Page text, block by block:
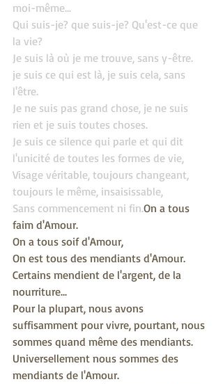
moi-même...
Qui suis-je? que suis-je? Qu'est-ce que
la vie?
Je suis là où je me trouve, sans y-être.
je suis ce qui est là, je suis cela, sans
l'être.
Je ne suis pas grand chose, je ne suis
rien et je suis toutes choses.
Je suis ce silence qui parle et qui dit
l'unicité de toutes les formes de vie,
Visage véritable, toujours changeant,
toujours le même, insaisissable,
Sans commencement ni fin.On a tous
faim d'Amour.
On a tous soif d'Amour,
On est tous des mendiants d'Amour.
Certains mendient de l'argent, de la
nourriture...
Pour la plupart, nous avons
suffisamment pour vivre, pourtant, nous
sommes quand même des mendiants.
Universellement nous sommes des
mendiants de l'Amour.